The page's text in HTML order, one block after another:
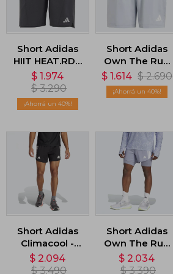
Short Adidas
HIIT HEAT.RDY
- Negro
$ 1.974
$ 3.290
40
Short Adidas
Own The Run
- Gris
$ 1.614 $ 2.690
40
Short Adidas
Climacool -
Negro
$ 2.094
$ 3.490
Short Adidas
Own The Run
2 en 1 - Violeta
$ 2.034
$ 3.390